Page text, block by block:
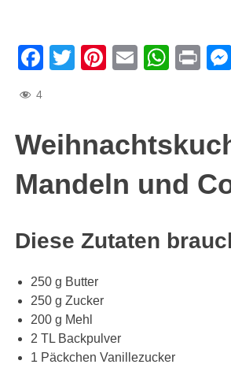
Facebook
TwitterPinterest
Email
4
Mandeln und
Diese Zutaten
250 g Butter
250 g Zucker
200 g Mehl
2 TL Backpulver
1 Päckchen Vanillezucker